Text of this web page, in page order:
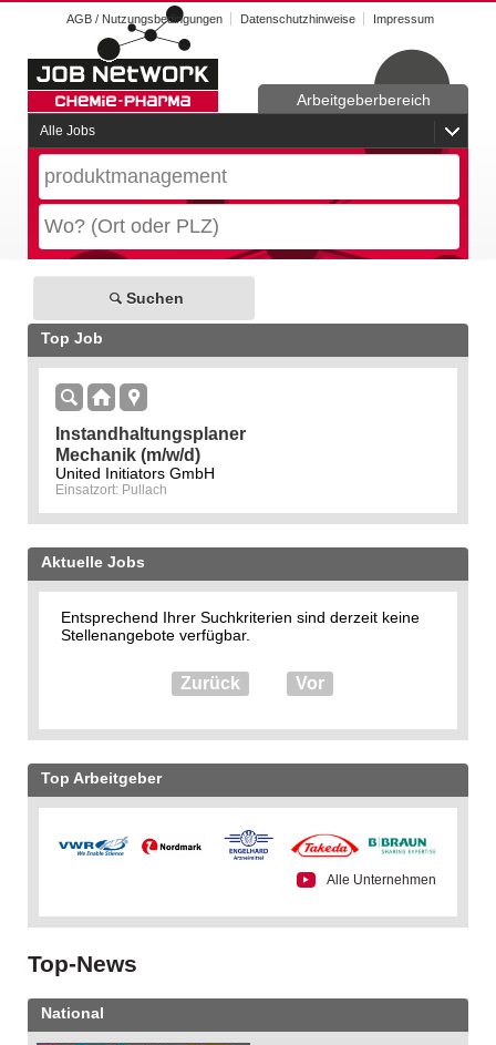
AGB / Nutzungsbedingungen Datenschutzhinweise Impressum
Alle Jobs
Arbeitgeberbereich
Suchen
Top Job
Instandhaltungsplaner
Mechanik (m/w/d)
United Initiators GmbH
Einsatzort: Pullach
Aktuelle Jobs
Entsprechend Ihrer Suchkriterien sind derzeit keine
Stellenangebote verfügbar.
Zurück Vor
Top Arbeitgeber
Alle Unternehmen
Top-News
National